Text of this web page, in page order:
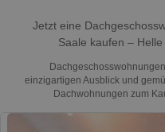
Jetzt eine
Saale kaufen –
einzigartigen Ausblick und
Dachwohnungen zum